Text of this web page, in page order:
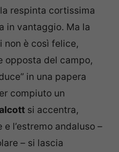
respinta cortissima
in vantaggio. Ma la
non è così felice,
opposta del campo,
in una papera
compiuto un
si accentra,
l’estremo andaluso –
– si lascia